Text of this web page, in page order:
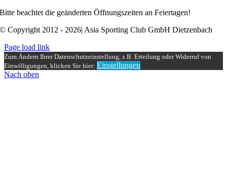
Bitte beachtet die geänderten Öffnungszeiten an Feiertagen!
© Copyright 2012 - 2026| Asia Sporting Club GmbH Dietzenbach
Page load link
Zum Ändern Ihrer Datenschutzeinstellung, z.B. Erteilung oder Widerruf von
Einwilligungen, klicken Sie hier: Einstellungen
Nach oben